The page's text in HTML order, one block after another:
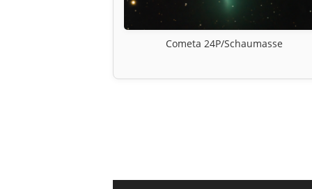
Cometa 24P/Schaumasse